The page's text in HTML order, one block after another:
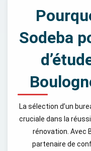
Sodeba
La sélection d’un
cruciale dans la
rénovation. Avec
partenaire de